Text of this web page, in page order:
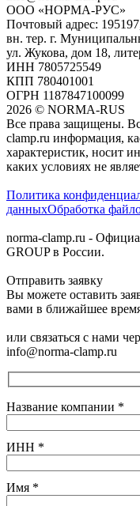
ООО «НОРМА-РУС»
Почтовый адрес:
вн. тер. г.
ул. Жукова, дом 18,
ИНН 7805725549
КПП 780401001
ОГРН 1187847100099
2026 © NORMA-RUS
Все права защищены.
clamp.ru информация,
характеристик, носит
каких условиях не
Политика
данныхОбработка
norma-clamp.ru -
GROUP в России.
Отправить заявку
Вы можете оставить
вами в ближайшее
или связаться с нами
info@norma-clamp.ru
Название компании *
ИНН *
Имя *